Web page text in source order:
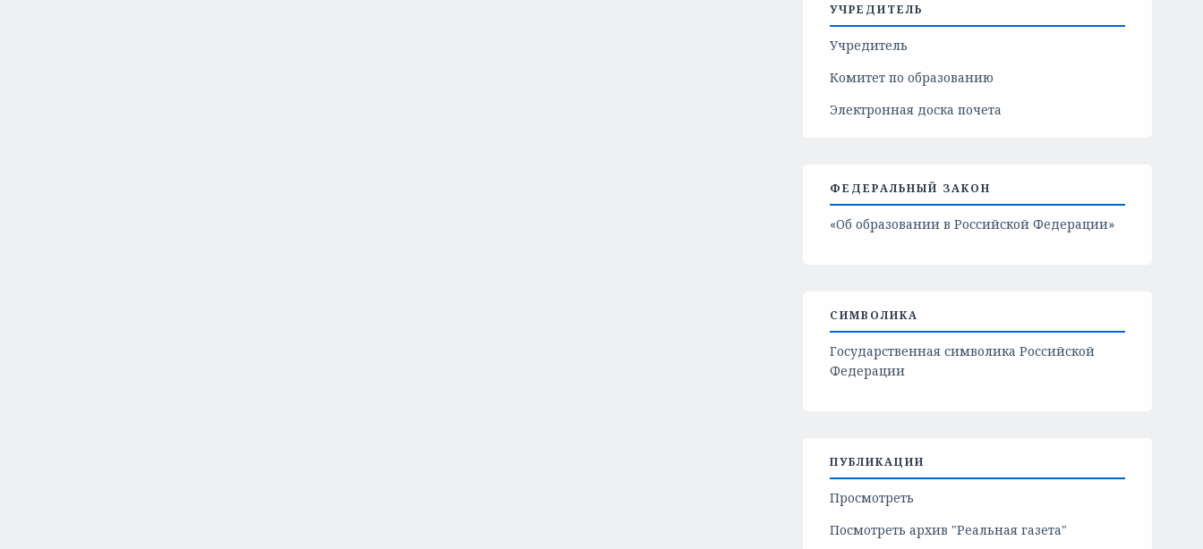
УЧРЕДИТЕЛЬ
Учредитель
Комитет по образованию
Электронная доска почета
ФЕДЕРАЛЬНЫЙ ЗАКОН
«Об образовании в Российской Федерации»
СИМВОЛИКА
Государственная символика Российской
Федерации
ПУБЛИКАЦИИ
Просмотреть
Посмотреть архив "Реальная газета"